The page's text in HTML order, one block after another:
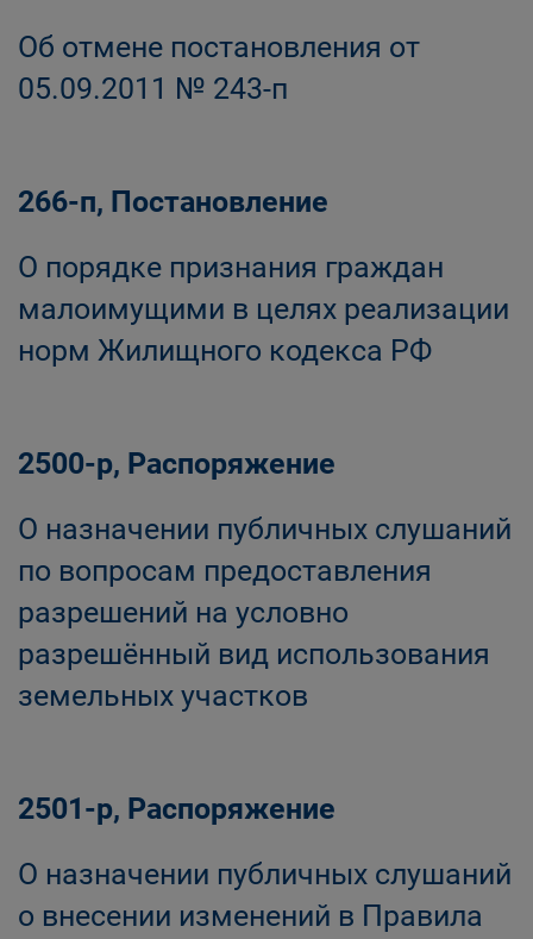
Об отмене постановления от
05.09.2011 № 243-п
266-п, Постановление
О порядке признания граждан
малоимущими в целях реализации
норм Жилищного кодекса РФ
2500-р, Распоряжение
О назначении публичных слушаний
по вопросам предоставления
разрешений на условно
разрешённый вид использования
земельных участков
2501-р, Распоряжение
О назначении публичных слушаний
о внесении изменений в Правила